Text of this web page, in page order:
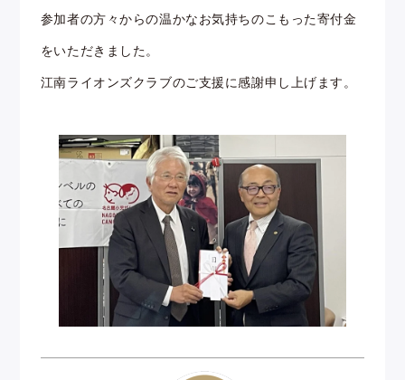
参加者の方々からの温かなお気持ちのこもった寄付金
をいただきました。
江南ライオンズクラブのご支援に感謝申し上げます。